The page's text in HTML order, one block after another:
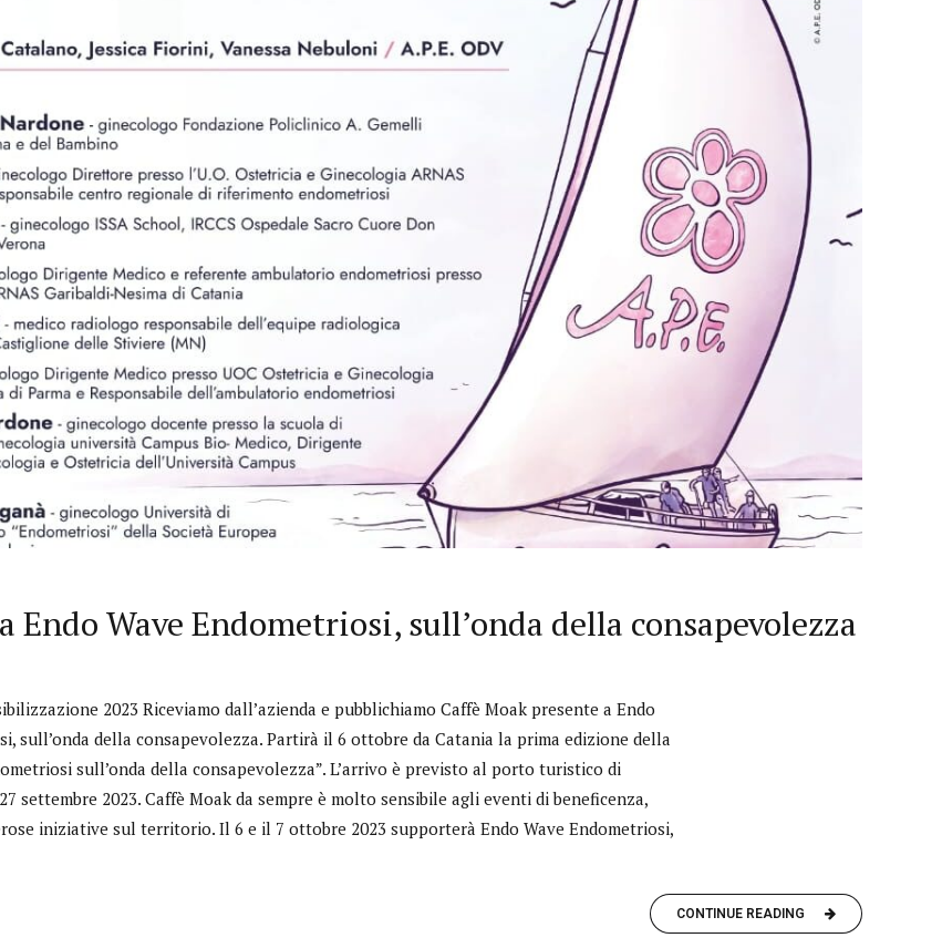
Interviste
PODCAST
WEBINAR
Endo Wave Endometriosi, sull’onda della consapevolezza
2023 Riceviamo dall’azienda e pubblichiamo Caffè Moak presente a Endo
sull’onda della consapevolezza. Partirà il 6 ottobre da Catania la prima edizione della
sull’onda della consapevolezza”. L’arrivo è previsto al porto turistico di
settembre 2023. Caffè Moak da sempre è molto sensibile agli eventi di beneficenza,
iniziative sul territorio. Il 6 e il 7 ottobre 2023 supporterà Endo Wave Endometriosi,
CONTINUE READING